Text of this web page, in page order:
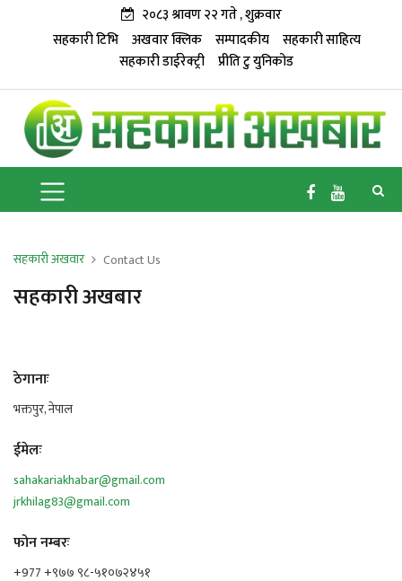
२०८३ श्रावण २२ गते , शुक्रवार
सहकारी टिभि
अखवार क्लिक सम्पादकीय
सहकारी साहित्य
सहकारी डाईरेक्ट्री प्रीति टु युनिकोड
सहकारी अखवार Contact Us
सहकारी अखबार
ठेगानाः
भक्तपुर, नेपाल
ईमेलः
sahakariakhabar@gmail.com
jrkhilag83@gmail.com
फोन नम्बरः
+977 +९७७ ९८-५१०७२४५१